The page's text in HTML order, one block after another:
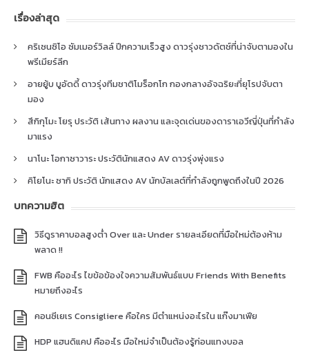
เรื่องล่าสุด
คริเซนซิโอ ซัมเมอร์วิลล์ ปีกความเร็วสูง ดาวรุ่งชาวดัตช์ที่น่าจับตามองใน
พรีเมียร์ลีก
อายยู้บ บูอัดดี้ ดาวรุ่งทีมชาติโมร็อกโก กองกลางอัจฉริยะที่ยุโรปจับตา
มอง
สึกิกุโมะ โยรุ ประวัติ เส้นทาง ผลงาน และจุดเด่นของดาราเอวีญี่ปุ่นที่กำลัง
มาแรง
นาโนะ โอกาซาวาระ ประวัตินักแสดง AV ดาวรุ่งพุ่งแรง
คิโยโนะ ซากิ ประวัติ นักแสดง AV นักบัลเลต์ที่กำลังถูกพูดถึงในปี 2026
บทความฮิต
วิธีดูราคาบอลสูงต่ำ Over และ Under รายละเอียดที่มือใหม่ต้องห้าม
พลาด !!
FWB คืออะไร ไขข้อข้องใจความสัมพันธ์แบบ Friends With Benefits
หมายถึงอะไร
คอนซีเยเร Consigliere คือใคร มีตำแหน่งอะไรใน แก๊งมาเฟีย
HDP แฮนดิแคป คืออะไร มือใหม่จำเป็นต้องรู้ก่อนแทงบอล